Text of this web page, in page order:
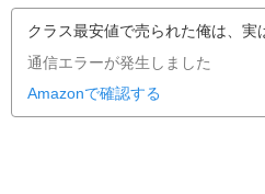
クラス最安値で売られた俺は、実
通信エラーが発生しました
Amazonで確認する